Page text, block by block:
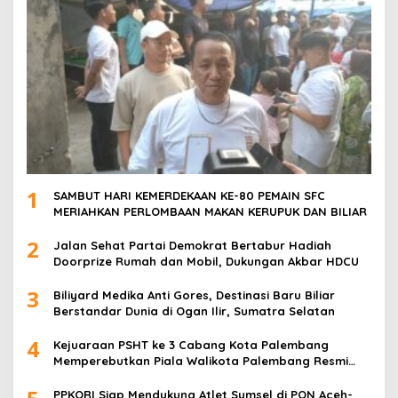
1
SAMBUT HARI KEMERDEKAAN KE-80 PEMAIN SFC
MERIAHKAN PERLOMBAAN MAKAN KERUPUK DAN BILIAR
2
Jalan Sehat Partai Demokrat Bertabur Hadiah
Doorprize Rumah dan Mobil, Dukungan Akbar HDCU
3
Biliyard Medika Anti Gores, Destinasi Baru Biliar
Berstandar Dunia di Ogan Ilir, Sumatra Selatan
4
Kejuaraan PSHT ke 3 Cabang Kota Palembang
Memperebutkan Piala Walikota Palembang Resmi
PPKORI Siap Mendukung Atlet Sumsel di PON Aceh-